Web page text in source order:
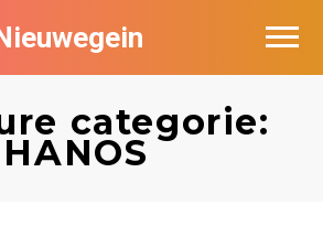
categorie:
HANOS
in Nieuwegein